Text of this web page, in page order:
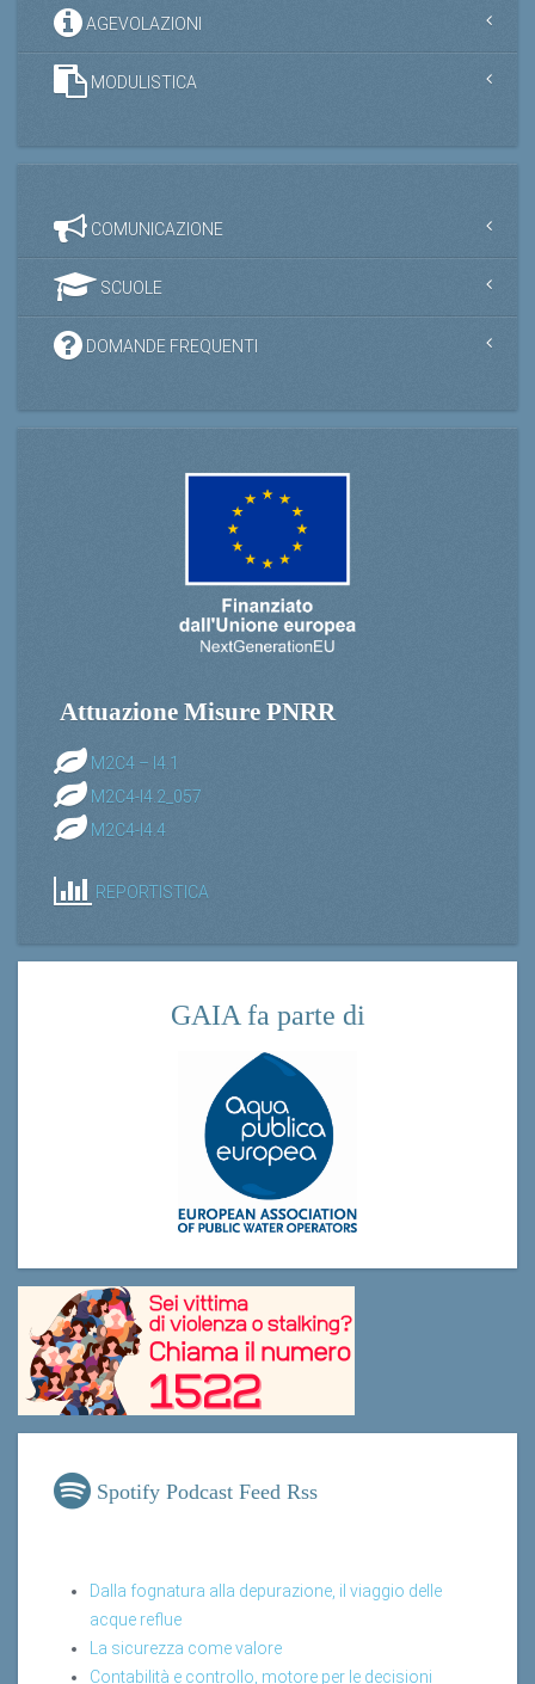
AGEVOLAZIONI
MODULISTICA
COMUNICAZIONE
SCUOLE
DOMANDE FREQUENTI
Attuazione Misure PNRR
M2C4 – I4.1
M2C4-I4.2_057
M2C4-I4.4
REPORTISTICA
GAIA fa parte di
Spotify Podcast Feed Rss
Dalla fognatura alla depurazione, il viaggio delle
acque reflue
La sicurezza come valore
Contabilità e controllo, motore per le decisioni